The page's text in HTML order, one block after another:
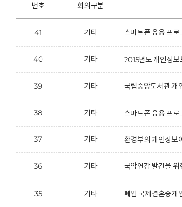
번호 회의구분
41 기타 스마트폰 응용 프
40 기타 2015년도 개인정보
39 기타 국립중앙도서관 개
38 기타 스마트폰 응용 프
37 기타 환경부의 개인정보
36 기타 국악연감 발간을 위
35 기타 폐업 국제결혼중개